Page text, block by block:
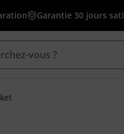
Garantie 30 jours